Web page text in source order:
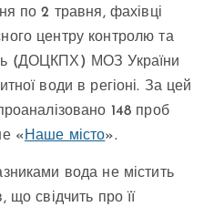
по 2 травня, фахівці
центру контролю та
(ДОЦКПХ) МОЗ України
води в регіоні. За цей
148 проб
«Наше місто».
вода не містить
що свідчить про її